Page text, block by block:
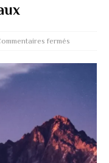
fermés